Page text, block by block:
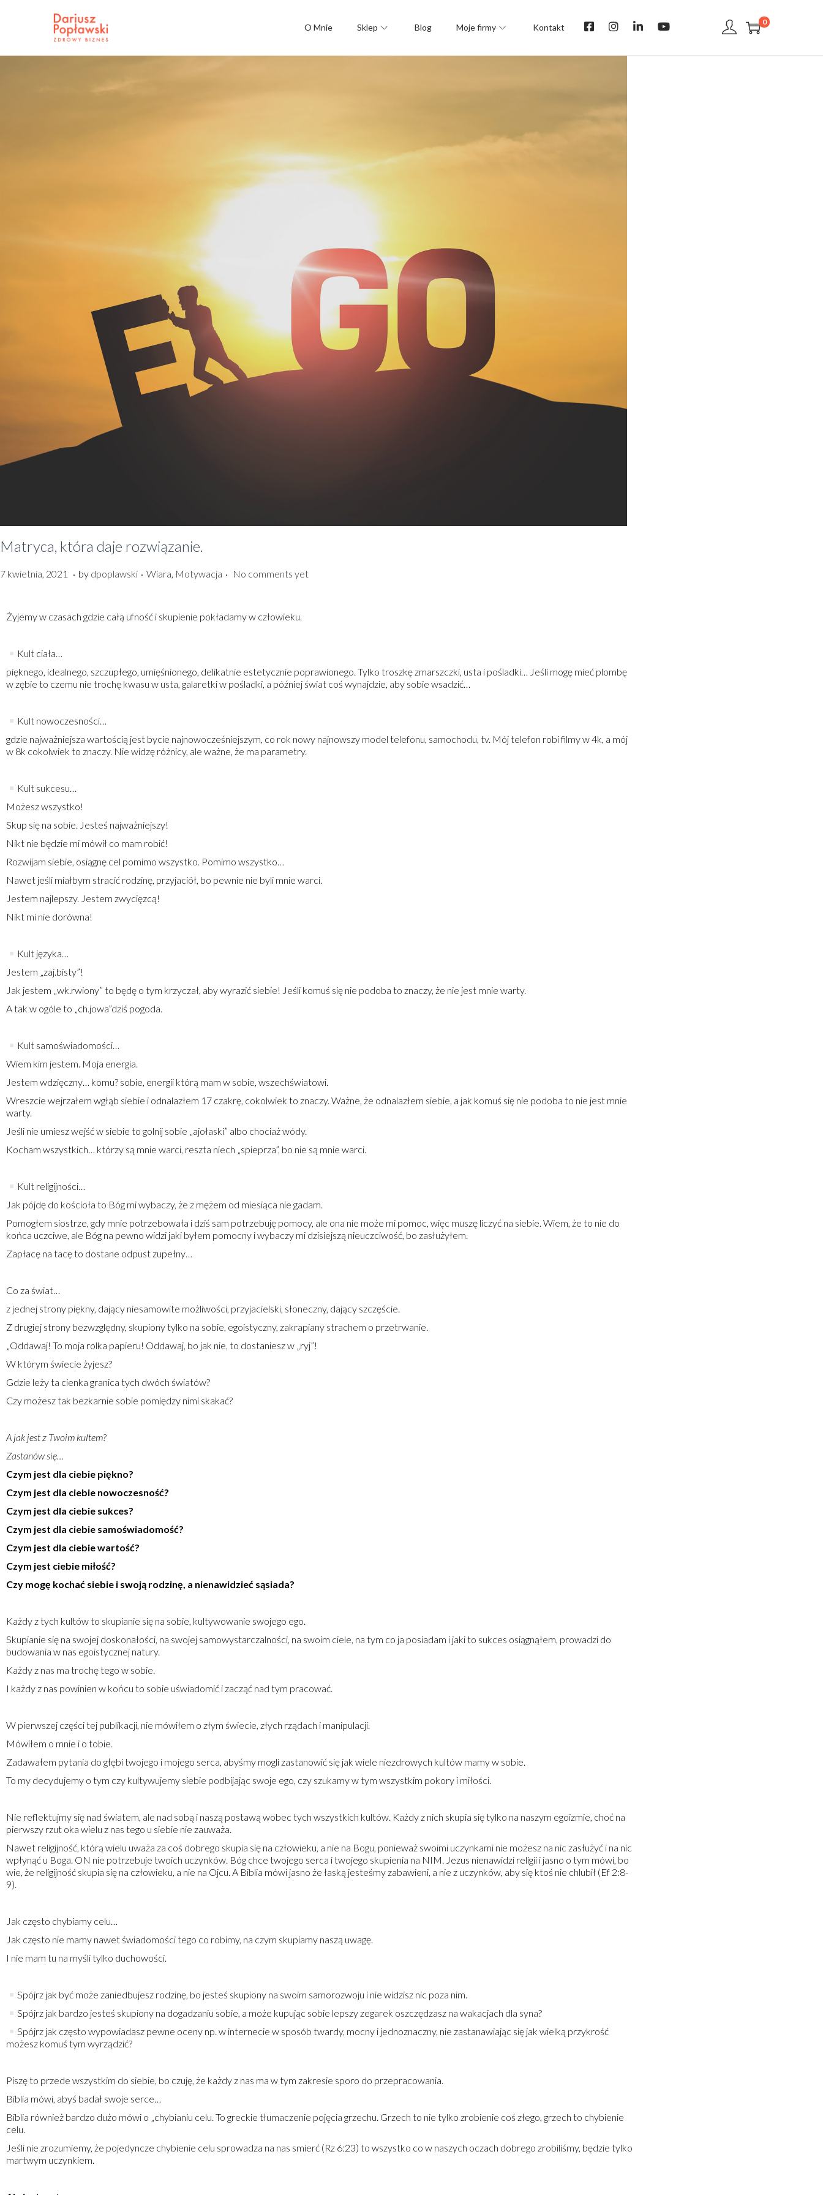
O Mnie Sklep Blog Moje firmy Kontakt
0
Matryca, która daje rozwiązanie.
P
7 kwietnia, 2021
7
e
a
,
2
. by dpoplawski . P
e
Wiara, Motywacja . No comments yet
Żyjemy w czasach gdzie całą ufność i skupienie pokładamy w człowieku.
Kult ciała…
pięknego, idealnego, szczupłego, umięśnionego, delikatnie estetycznie poprawionego. Tylko troszkę zmarszczki, usta i pośladki… Jeśli mogę mieć plombę
w zębie to czemu nie trochę kwasu w usta, galaretki w pośladki, a później świat coś wynajdzie, aby sobie wsadzić…
Kult nowoczesności…
gdzie najważniejsza wartością jest bycie najnowocześniejszym, co rok nowy najnowszy model telefonu, samochodu, tv. Mój telefon robi filmy w 4k, a mój
w 8k cokolwiek to znaczy. Nie widzę różnicy, ale ważne, że ma parametry.
Kult sukcesu…
Możesz wszystko!
Skup się na sobie. Jesteś najważniejszy!
Nikt nie będzie mi mówił co mam robić!
Rozwijam siebie, osiągnę cel pomimo wszystko. Pomimo wszystko…
Nawet jeśli miałbym stracić rodzinę, przyjaciół, bo pewnie nie byli mnie warci.
Jestem najlepszy. Jestem zwycięzcą!
Nikt mi nie dorówna!
Kult języka…
Jestem „zaj.bisty”!
Jak jestem „wk.rwiony” to będę o tym krzyczał, aby wyrazić siebie! Jeśli komuś się nie podoba to znaczy, że nie jest mnie warty.
A tak w ogóle to „ch.jowa”dziś pogoda.
Kult samoświadomości…
Wiem kim jestem. Moja energia.
Jestem wdzięczny… komu? sobie, energii którą mam w sobie, wszechświatowi.
Wreszcie wejrzałem wgłąb siebie i odnalazłem 17 czakrę, cokolwiek to znaczy. Ważne, że odnalazłem siebie, a jak komuś się nie podoba to nie jest mnie
warty.
Jeśli nie umiesz wejść w siebie to golnij sobie „ajołaski” albo chociaż wódy.
Kocham wszystkich… którzy są mnie warci, reszta niech „spieprza”, bo nie są mnie warci.
Kult religijności…
Jak pójdę do kościoła to Bóg mi wybaczy, że z mężem od miesiąca nie gadam.
Pomogłem siostrze, gdy mnie potrzebowała i dziś sam potrzebuję pomocy, ale ona nie może mi pomoc, więc muszę liczyć na siebie. Wiem, że to nie do
końca uczciwe, ale Bóg na pewno widzi jaki byłem pomocny i wybaczy mi dzisiejszą nieuczciwość, bo zasłużyłem.
Zapłacę na tacę to dostane odpust zupełny…
Co za świat…
z jednej strony piękny, dający niesamowite możliwości, przyjacielski, słoneczny, dający szczęście.
Z drugiej strony bezwzględny, skupiony tylko na sobie, egoistyczny, zakrapiany strachem o przetrwanie.
„Oddawaj! To moja rolka papieru! Oddawaj, bo jak nie, to dostaniesz w „ryj”!
W którym świecie żyjesz?
Gdzie leży ta cienka granica tych dwóch światów?
Czy możesz tak bezkarnie sobie pomiędzy nimi skakać?
A jak jest z Twoim kultem?
Zastanów się…
Czym jest dla ciebie piękno?
Czym jest dla ciebie nowoczesność?
Czym jest dla ciebie sukces?
Czym jest dla ciebie samoświadomość?
Czym jest dla ciebie wartość?
Czym jest ciebie miłość?
Czy mogę kochać siebie i swoją rodzinę, a nienawidzieć sąsiada?
Każdy z tych kultów to skupianie się na sobie, kultywowanie swojego ego.
Skupianie się na swojej doskonałości, na swojej samowystarczalności, na swoim ciele, na tym co ja posiadam i jaki to sukces osiągnąłem, prowadzi do
budowania w nas egoistycznej natury.
Każdy z nas ma trochę tego w sobie.
I każdy z nas powinien w końcu to sobie uświadomić i zacząć nad tym pracować.
W pierwszej części tej publikacji, nie mówiłem o złym świecie, złych rządach i manipulacji.
Mówiłem o mnie i o tobie.
Zadawałem pytania do głębi twojego i mojego serca, abyśmy mogli zastanowić się jak wiele niezdrowych kultów mamy w sobie.
To my decydujemy o tym czy kultywujemy siebie podbijając swoje ego, czy szukamy w tym wszystkim pokory i miłości.
Nie reflektujmy się nad światem, ale nad sobą i naszą postawą wobec tych wszystkich kultów. Każdy z nich skupia się tylko na naszym egoizmie, choć na
pierwszy rzut oka wielu z nas tego u siebie nie zauważa.
Nawet religijność, którą wielu uważa za coś dobrego skupia się na człowieku, a nie na Bogu, ponieważ swoimi uczynkami nie możesz na nic zasłużyć i na nic
wpłynąć u Boga. ON nie potrzebuje twoich uczynków. Bóg chce twojego serca i twojego skupienia na NIM. Jezus nienawidzi religii i jasno o tym mówi, bo
wie, że religijność skupia się na człowieku, a nie na Ojcu. A Biblia mówi jasno że łaską jesteśmy zabawieni, a nie z uczynków, aby się ktoś nie chlubił (Ef 2:8-
9).
Jak często chybiamy celu…
Jak często nie mamy nawet świadomości tego co robimy, na czym skupiamy naszą uwagę.
I nie mam tu na myśli tylko duchowości.
Spójrz jak być może zaniedbujesz rodzinę, bo jesteś skupiony na swoim samorozwoju i nie widzisz nic poza nim.
Spójrz jak bardzo jesteś skupiony na dogadzaniu sobie, a może kupując sobie lepszy zegarek oszczędzasz na wakacjach dla syna?
Spójrz jak często wypowiadasz pewne oceny np. w internecie w sposób twardy, mocny i jednoznaczny, nie zastanawiając się jak wielką przykrość
możesz komuś tym wyrządzić?
Piszę to przede wszystkim do siebie, bo czuję, że każdy z nas ma w tym zakresie sporo do przepracowania.
Biblia mówi, abyś badał swoje serce…
Biblia również bardzo dużo mówi o „chybianiu celu. To greckie tłumaczenie pojęcia grzechu. Grzech to nie tylko zrobienie coś złego, grzech to chybienie
celu.
Jeśli nie zrozumiemy, że pojedyncze chybienie celu sprowadza na nas smierć (Rz 6:23) to wszystko co w naszych oczach dobrego zrobiliśmy, będzie tylko
martwym uczynkiem.